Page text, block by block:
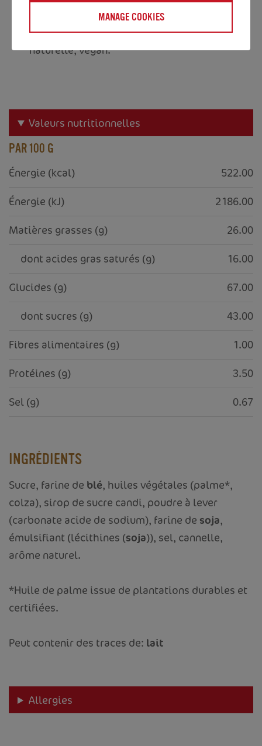
ACCUEIL
Sans colorants, ingrédients d'origine
naturelle, végan.
Valeurs nutritionnelles
PAR 100 G
Énergie (kcal) 522.00
Énergie (kJ) 2186.00
Matières grasses (g) 26.00
     dont acides gras saturés (g)
16.00
Glucides (g) 67.00
     dont sucres (g)
43.00
Fibres alimentaires (g) 1.00
Protéines (g) 3.50
Sel (g) 0.67
INGRÉDIENTS
Sucre, farine de blé, huiles végétales (palme*,
colza), sirop de sucre candi, poudre à lever
(carbonate acide de sodium), farine de soja,
émulsifiant (lécithines (soja)), sel, cannelle,
arôme naturel.
*Huile de palme issue de plantations durables et
certifiées.
Peut contenir des traces de: lait
Allergies
MANAGE COOKIES